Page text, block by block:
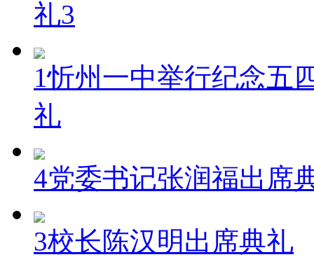
礼3
1忻州一中举行纪念五
礼
4党委书记张润福出席
3校长陈汉明出席典礼